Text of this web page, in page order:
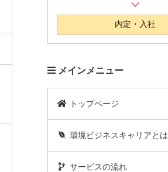
内定・入社
メインメニュー
トップページ
環境ビジネスキャリアとは
サービスの流れ